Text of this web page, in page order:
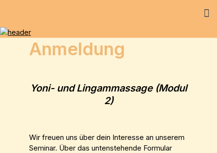
Anmeldung
Yoni- und Lingammassage (Modul
2)
Wir freuen uns über dein Interesse an unserem
Seminar. Über das untenstehende Formular